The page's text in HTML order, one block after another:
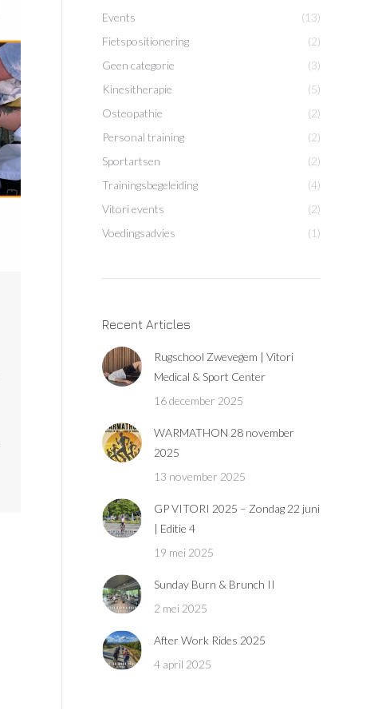
Events
(13)
Fietspositionering
(2)
Geen categorie
(3)
Kinesitherapie
(5)
Osteopathie
(2)
Personal training
(2)
Sportartsen
(2)
Trainingsbegeleiding
(4)
Vitori events
(2)
Voedingsadvies
(1)
Recent Articles
Rugschool Zwevegem | Vitori
Medical & Sport Center
16 december 2025
WARMATHON 28 november
2025
13 november 2025
GP VITORI 2025 – Zondag 22 juni
| Editie 4
19 mei 2025
Sunday Burn & Brunch II
2 mei 2025
After Work Rides 2025
4 april 2025